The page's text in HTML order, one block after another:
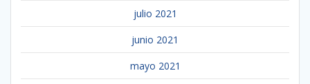
julio 2021
junio 2021
mayo 2021